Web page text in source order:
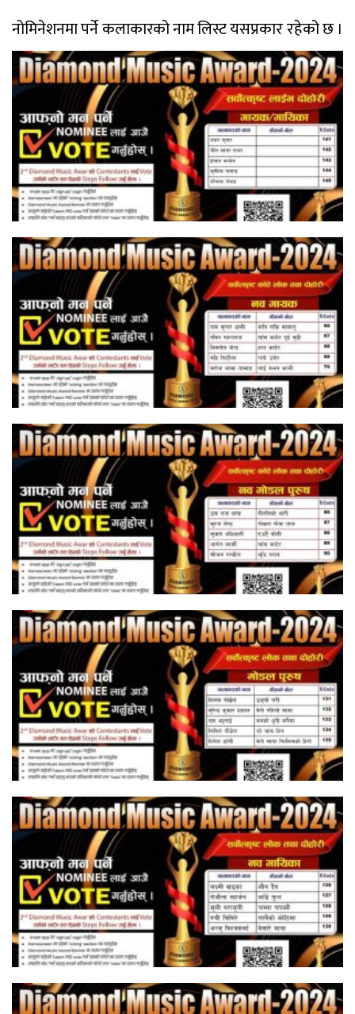
नोमिनेशनमा पर्ने कलाकारको नाम लिस्ट यसप्रकार रहेको छ ।